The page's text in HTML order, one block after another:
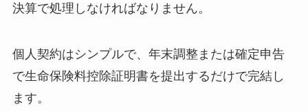
決算で処理しなければなりません。
個人契約はシンプルで、年末調整または確定申告
で生命保険料控除証明書を提出するだけで完結し
ます。